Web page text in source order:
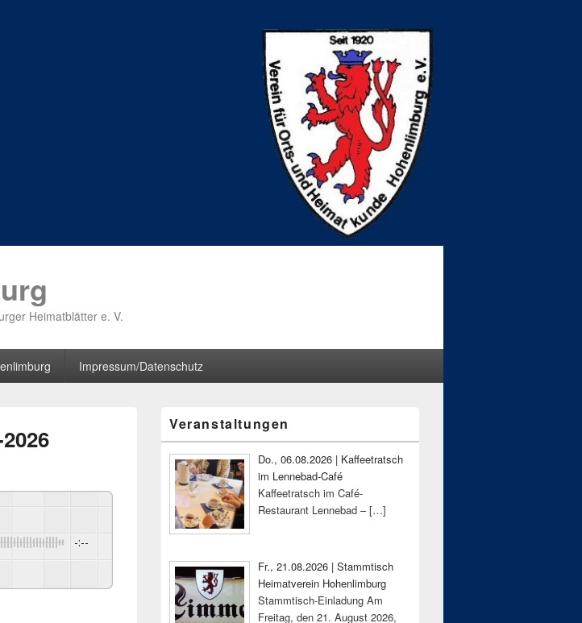
Heimatblätter e. V.
Impressum/Datenschutz
-:--
Seitenleisten-
Widgetbereich
Veranstaltungen
Do., 06.08.2026 | Kaffeetratsch
im Lennebad-Café
Kaffeetratsch im Café-
Restaurant Lennebad –[…]
Fr., 21.08.2026 | Stammtisch
Heimatverein Hohenlimburg
Stammtisch-Einladung Am
Freitag, den 21. August 2026,